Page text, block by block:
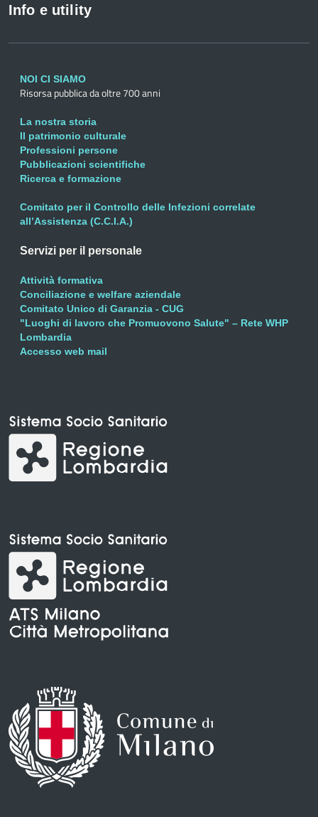
Info e utility
NOI CI SIAMO
Risorsa pubblica da oltre 700 anni
La nostra storia
Il patrimonio culturale
Professioni persone
Pubblicazioni scientifiche
Ricerca e formazione
Comitato per il Controllo delle Infezioni correlate
all’Assistenza (C.C.I.A.)
Servizi per il personale
Attività formativa
Conciliazione e welfare aziendale
Comitato Unico di Garanzia - CUG
"Luoghi di lavoro che Promuovono Salute" – Rete WHP
Lombardia
Accesso web mail